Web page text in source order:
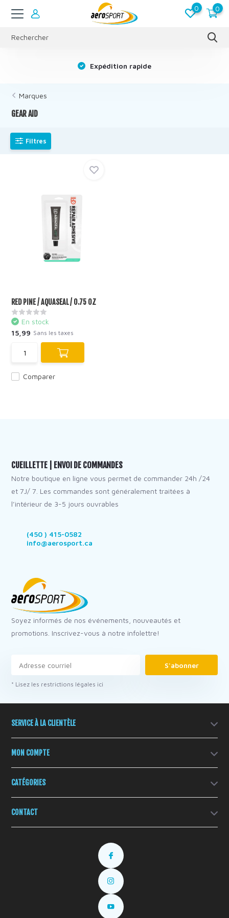
0 0
Expédition rapide
Marques
GEAR AID
Filtres
RED PINE / AQUASEAL / 0.75 OZ
Comparer
En stock
15,99 Sans les taxes
CUEILLETTE | ENVOI DE COMMANDES
Notre boutique en ligne vous permet de commander 24h /24
et 7J/ 7. Les commandes sont généralement traitées à
l’intérieur de 3-5 jours ouvrables
(450 ) 415-0582
info@aerosport.ca
Soyez informés de nos événements, nouveautés et
promotions. Inscrivez-vous à notre infolettre!
S'abonner
* Lisez les restrictions légales ici
SERVICE À LA CLIENTÈLE
MON COMPTE
CATÉGORIES
CONTACT